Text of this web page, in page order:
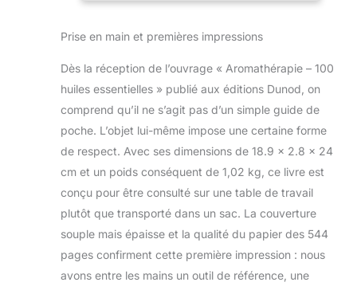
Prise en main et premières impressions
Dès la réception de l’ouvrage « Aromathérapie – 100
huiles essentielles » publié aux éditions Dunod, on
comprend qu’il ne s’agit pas d’un simple guide de
poche. L’objet lui-même impose une certaine forme
de respect. Avec ses dimensions de 18.9 x 2.8 x 24
cm et un poids conséquent de 1,02 kg, ce livre est
conçu pour être consulté sur une table de travail
plutôt que transporté dans un sac. La couverture
souple mais épaisse et la qualité du papier des 544
pages confirment cette première impression : nous
avons entre les mains un outil de référence, une